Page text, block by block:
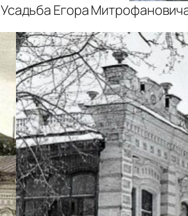
Усадьба Егора